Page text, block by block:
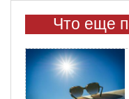
Что еще